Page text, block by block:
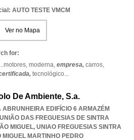
AUTO TESTE VMCM
Ver no Mapa
for:
motores, moderna, empresa, carros,
tecnológico...
De Ambiente, S.a.
EDIFÍCIO 6 ARMAZÉM
DAS FREGUESIAS DE SINTRA
MIGUEL, UNIAO FREGUESIAS SINTRA
MARTINHO PEDRO